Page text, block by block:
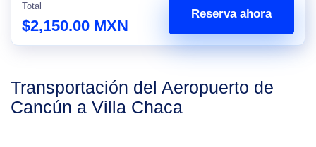
Total
$2,150.00 MXN
Reserva ahora
Transportación del Aeropuerto de
Cancún a Villa Chaca